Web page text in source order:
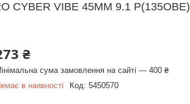
CYBER VIBE 45ММ 9.1 Р(135ОВЕ)
₴
сума замовлення на сайті — 400 ₴
в наявності
Код: 5450570